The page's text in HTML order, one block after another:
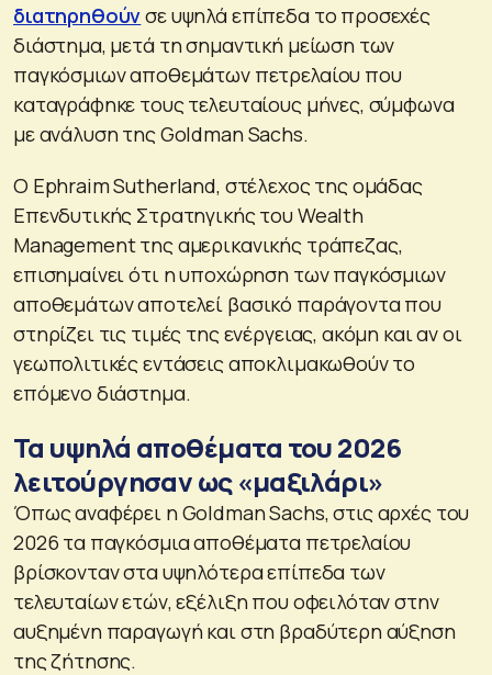
διατηρηθούνσε υψηλά επίπεδα το προσεχές
διάστημα, μετά τη σημαντική μείωση των
παγκόσμιων αποθεμάτων πετρελαίου που
καταγράφηκε τους τελευταίους μήνες, σύμφωνα
με ανάλυση της Goldman Sachs.
Ο Ephraim Sutherland, στέλεχος της ομάδας
Επενδυτικής Στρατηγικής του Wealth
Management της αμερικανικής τράπεζας,
επισημαίνει ότι η υποχώρηση των παγκόσμιων
αποθεμάτων αποτελεί βασικό παράγοντα που
στηρίζει τις τιμές της ενέργειας, ακόμη και αν οι
γεωπολιτικές εντάσεις αποκλιμακωθούν το
επόμενο διάστημα.
Τα υψηλά αποθέματα του 2026
λειτούργησαν ως «μαξιλάρι»
Όπως αναφέρει η Goldman Sachs, στις αρχές του
2026 τα παγκόσμια αποθέματα πετρελαίου
βρίσκονταν στα υψηλότερα επίπεδα των
τελευταίων ετών, εξέλιξη που οφειλόταν στην
αυξημένη παραγωγή και στη βραδύτερη αύξηση
της ζήτησης.